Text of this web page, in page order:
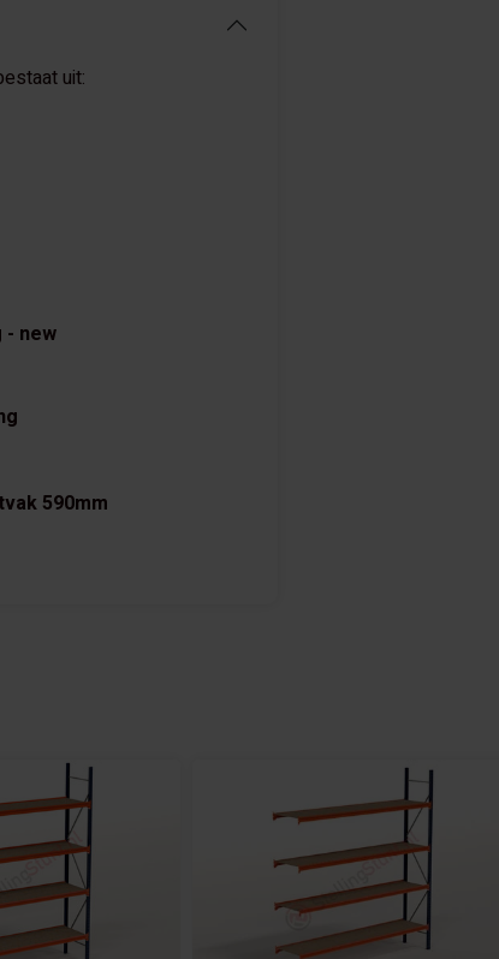
uit:
new
590mm